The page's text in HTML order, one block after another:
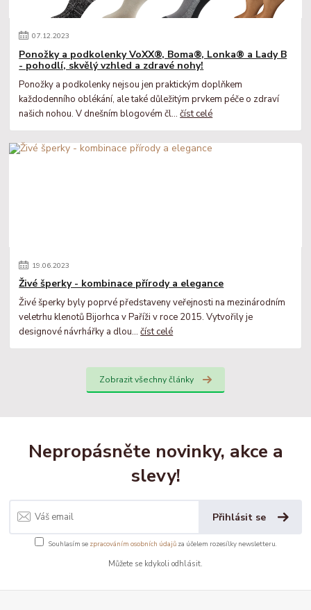
07.12.2023
Ponožky a podkolenky VoXX®, Boma®, Lonka® a Lady B
- pohodlí, skvělý vzhled a zdravé nohy!
Ponožky a podkolenky nejsou jen praktickým doplňkem
každodenního oblékání, ale také důležitým prvkem péče o zdraví
našich nohou. V dnešním blogovém čl...číst celé
19.06.2023
Živé šperky - kombinace přírody a elegance
Živé šperky byly poprvé představeny veřejnosti na mezinárodním
veletrhu klenotů Bijorhca v Paříži v roce 2015. Vytvořily je
designové návrhářky a dlou...číst celé
Zobrazit všechny články
Nepropásněte novinky, akce a
slevy!
Přihlásit se
Souhlasím se zpracováním osobních údajůza účelem rozesílky newsletteru.
Můžete se kdykoli odhlásit.